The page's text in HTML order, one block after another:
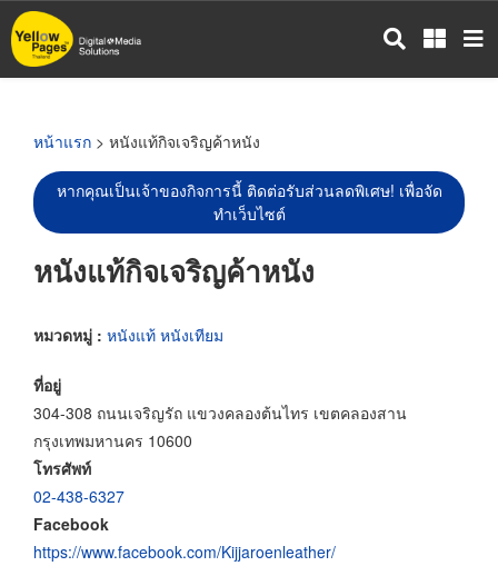
ข้าม
ไป
หน้าแรก > หนังแท้กิจเจริญค้าหนัง
หากคุณเป็นเจ้าของกิจการนี้ ติดต่อรับส่วนลดพิเศษ! เพื่อจัด
ทำเว็บไซต์
หนังแท้กิจเจริญค้าหนัง
หมวดหมู่ : หนังแท้ หนังเทียม
ที่อยู่
304-308 ถนนเจริญรัถ แขวงคลองต้นไทร เขตคลองสาน
กรุงเทพมหานคร 10600
โทรศัพท์
02-438-6327
Facebook
https://www.facebook.com/Kijjaroenleather/